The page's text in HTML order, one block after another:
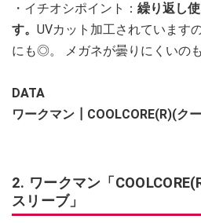
・イチオシポイント： 繰り返し
す。 UVカット加工されています
にも◎。 メガネが曇りにくいの
DATA
ワークマン┃COOLCORE(R)(ク
2. ワークマン「
スリーブ」